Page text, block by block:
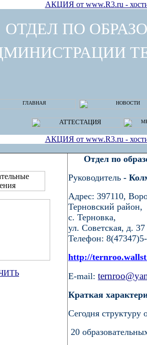
АКЦИЯ от www.R3.ru -
ОТДЕЛ ПО
АКЦИЯ от www.R3.ru -
Отдел по
Руководитель -
Адрес: 397110,
Терновский район,
с. Терновка,
ул. Советская, д. 37
Телефон:
http://
E-mail: ternroo@
Краткая
Сегодня структуру
20